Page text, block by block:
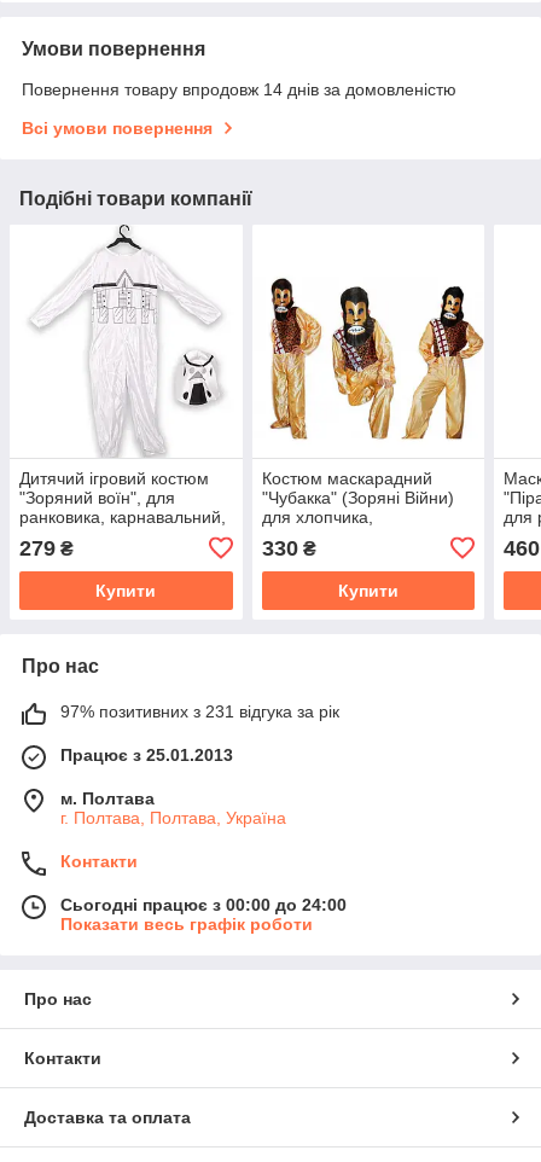
Умови повернення
Повернення товару впродовж 14 днів за домовленістю
Всі умови повернення
Подібні товари компанії
Дитячий ігровий костюм
"Зоряний воїн", для
ранковика, карнавальний,
маскарадний, серія Зоряні
Війни
279 ₴
Купити
Костюм маскарадний
"Чубакка" (Зоряні Війни)
для хлопчика,
для ранковика
330₴
Купити
для
460
Про нас
97% позитивних з 231 відгука за рік
Працює з 25.01.2013
м. Полтава
г. Полтава, Полтава, Україна
Контакти
Сьогодні працює з 00:00 до 24:00
Показати весь графік роботи
Про нас
Контакти
Доставка та оплата